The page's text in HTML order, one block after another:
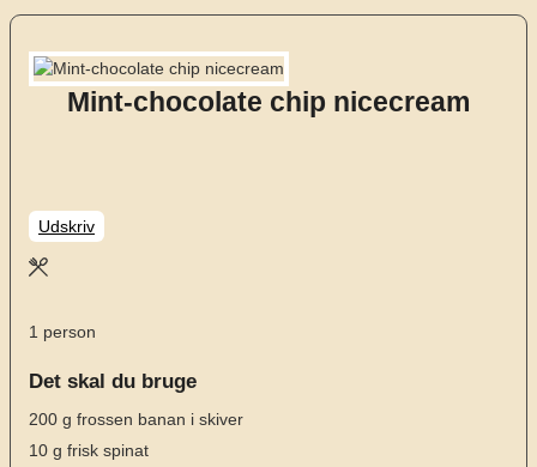
Mint-chocolate chip nicecream
Udskriv
1 person
Det skal du bruge
200 g frossen banan i skiver
10 g frisk spinat